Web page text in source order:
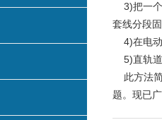
3)把一个
套线分段
4)在电动
5)直轨道
此方法简
题。现已